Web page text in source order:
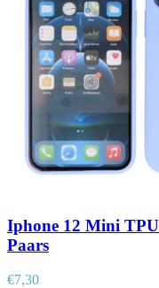
Iphone 12 Mini
Paars
€7,30